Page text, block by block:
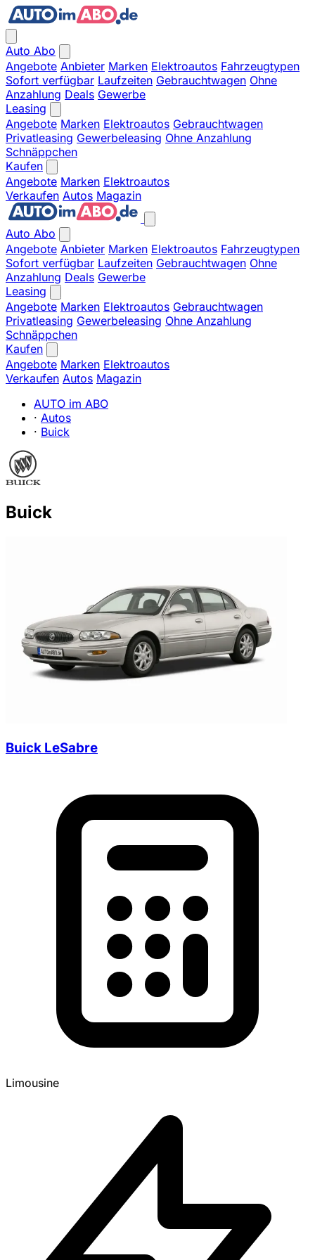
Auto Abo
Angebote Anbieter Marken Elektroautos Fahrzeugtypen
Sofort verfügbar Laufzeiten Gebrauchtwagen Ohne
Anzahlung Deals Gewerbe
Leasing
Angebote Marken Elektroautos Gebrauchtwagen
Privatleasing Gewerbeleasing Ohne Anzahlung
Schnäppchen
Kaufen
Angebote Marken Elektroautos
Verkaufen Autos Magazin
Auto Abo
Angebote Anbieter Marken Elektroautos Fahrzeugtypen
Sofort verfügbar Laufzeiten Gebrauchtwagen Ohne
Anzahlung Deals Gewerbe
Leasing
Angebote Marken Elektroautos Gebrauchtwagen
Privatleasing Gewerbeleasing Ohne Anzahlung
Schnäppchen
Kaufen
Angebote Marken Elektroautos
Verkaufen Autos Magazin
AUTO im ABO
· Autos
· Buick
Buick
Buick LeSabre
Limousine